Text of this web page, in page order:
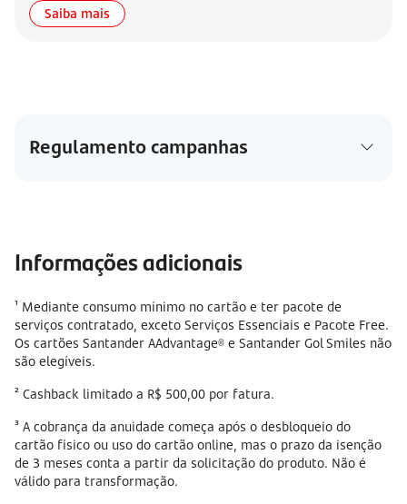
Saiba mais
Regulamento campanhas
Informações adicionais
¹ Mediante consumo mínimo no cartão e ter pacote de
serviços contratado, exceto Serviços Essenciais e Pacote Free.
Os cartões Santander AAdvantage® e Santander Gol Smiles não
são elegíveis.
² Cashback limitado a R$ 500,00 por fatura.
³ A cobrança da anuidade começa após o desbloqueio do
cartão físico ou uso do cartão online, mas o prazo da isenção
de 3 meses conta a partir da solicitação do produto. Não é
válido para transformação.